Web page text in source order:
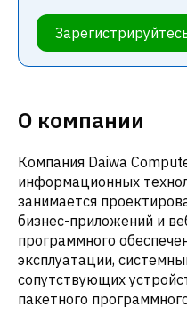
О компании
Компания Daiwa
информационных
занимается
бизнес-приложений и
программного
эксплуатации,
сопутствующих
пакетного